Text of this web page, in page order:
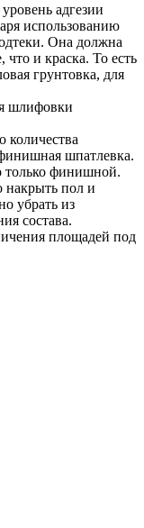
адгезии
использованию
Она должна
что и краска. То есть
грунтовка, для
шлифовки
шпатлевка.
только финишной.
пол и
убрать из
состава.
площадей под